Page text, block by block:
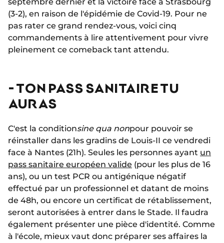
(3-2), en raison de l'épidémie de Covid-19. Pour ne
pas rater ce grand rendez-vous, voici cinq
commandements à lire attentivement pour vivre
pleinement ce comeback tant attendu.
- TON PASS SANITAIRE TU
AURAS
C'est la conditionsine qua nonpour pouvoir se
réinstaller dans les gradins de Louis-II ce vendredi
face à Nantes (21h). Seules les personnes ayant un
pass sanitaire européen valide (pour les plus de 16
ans), ou un test PCR ou antigénique négatif
effectué par un professionnel et datant de moins
de 48h, ou encore un certificat de rétablissement,
seront autorisées à entrer dans le Stade. Il faudra
également présenter une pièce d'identité. Comme
à l'école, mieux vaut donc préparer ses affaires la